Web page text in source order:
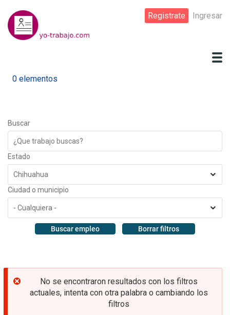
Pasar
contenido
Registrate Ingresar
0 elementos
Buscar
Estado
Ciudad o municipio
Mensaje
de
No se encontraron resultados con los filtros
actuales, intenta con otra palabra o cambiando los
filtros